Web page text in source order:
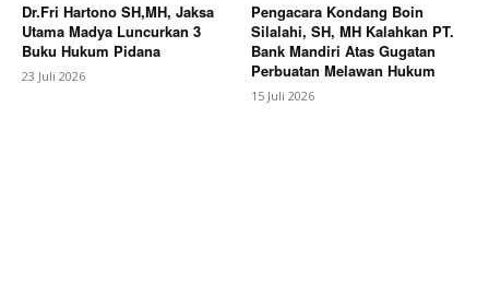
Dr.Fri Hartono SH,MH, Jaksa
Utama Madya Luncurkan 3
Buku Hukum Pidana
23 Juli 2026
Pengacara Kondang Boin
Silalahi, SH, MH Kalahkan PT.
Bank Mandiri Atas Gugatan
Perbuatan Melawan Hukum
15 Juli 2026